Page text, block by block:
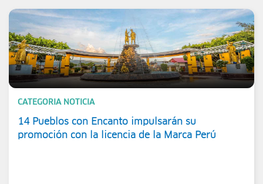
CATEGORIA NOTICIA
14 Pueblos con Encanto impulsarán su
promoción con la licencia de la Marca Perú